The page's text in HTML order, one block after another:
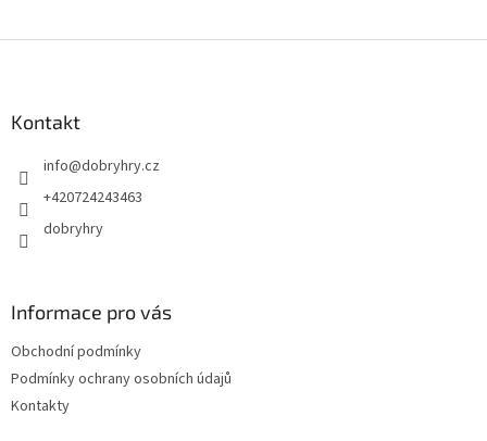
Kontakt
info@dobryhry.cz
+420724243463
dobryhry
Informace pro vás
Obchodní podmínky
Podmínky ochrany osobních údajů
Kontakty